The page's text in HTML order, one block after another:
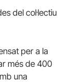
del col·lectiu
per a la
més de 400
una